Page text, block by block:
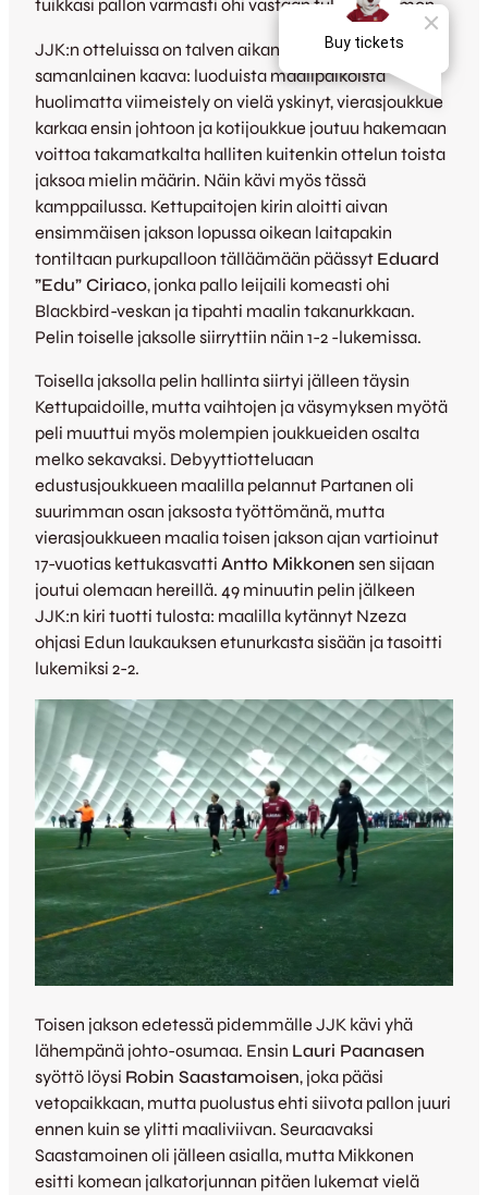
tuikkasi pallon varmasti ohi vastaan tulleen Artimon.
JJK:n otteluissa on talven aikana toistunut varsin
samanlainen kaava: luoduista maalipaikoista
huolimatta viimeistely on vielä yskinyt, vierasjoukkue
karkaa ensin johtoon ja kotijoukkue joutuu hakemaan
voittoa takamatkalta halliten kuitenkin ottelun toista
jaksoa mielin määrin. Näin kävi myös tässä
kamppailussa. Kettupaitojen kirin aloitti aivan
ensimmäisen jakson lopussa oikean laitapakin
tontiltaan purkupalloon tälläämään päässyt Eduard
”Edu” Ciriaco, jonka pallo leijaili komeasti ohi
Blackbird-veskan ja tipahti maalin takanurkkaan.
Pelin toiselle jaksolle siirryttiin näin 1-2 -lukemissa.
Toisella jaksolla pelin hallinta siirtyi jälleen täysin
Kettupaidoille, mutta vaihtojen ja väsymyksen myötä
peli muuttui myös molempien joukkueiden osalta
melko sekavaksi. Debyyttiotteluaan
edustusjoukkueen maalilla pelannut Partanen oli
suurimman osan jaksosta työttömänä, mutta
vierasjoukkueen maalia toisen jakson ajan vartioinut
17-vuotias kettukasvatti Antto Mikkonen sen sijaan
joutui olemaan hereillä. 49 minuutin pelin jälkeen
JJK:n kiri tuotti tulosta: maalilla kytännyt Nzeza
ohjasi Edun laukauksen etunurkasta sisään ja tasoitti
lukemiksi 2-2.
Toisen jakson edetessä pidemmälle JJK kävi yhä
lähempänä johto-osumaa. Ensin Lauri Paanasen
syöttö löysi Robin Saastamoisen, joka pääsi
vetopaikkaan, mutta puolustus ehti siivota pallon juuri
ennen kuin se ylitti maaliviivan. Seuraavaksi
Saastamoinen oli jälleen asialla, mutta Mikkonen
esitti komean jalkatorjunnan pitäen lukemat vielä